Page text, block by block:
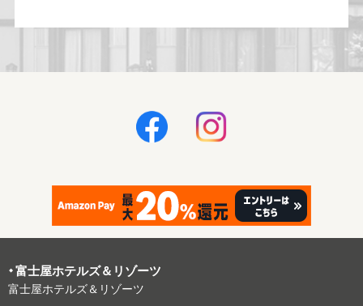
富⼠屋ホテルズ＆リゾーツ
富⼠屋ホテルズ＆リゾーツ